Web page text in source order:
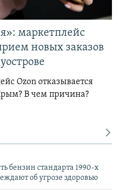
маркетплейс
новых заказов
Ozon отказывается
В чем причина?
бензин стандарта 1990-х
об угрозе здоровью